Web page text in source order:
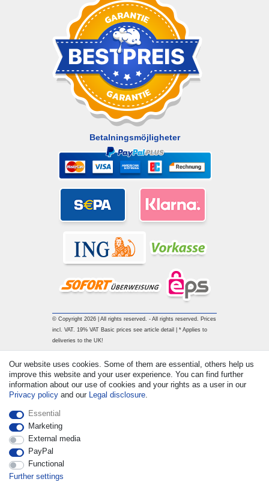
Betalningsmöjligheter
© Copyright 2026 | All rights reserved. - All rights reserved. Prices
incl. VAT. 19% VAT Basic prices see article detail | * Applies to
deliveries to the UK!
Our website uses cookies. Some of them are essential, others help us
improve this website and your user experience. You can find further
information about our use of cookies and your rights as a user in our
Privacy policy and our Legal disclosure.
Essential
Marketing
External media
PayPal
Functional
Further settings
Withdraw from contract here Contact